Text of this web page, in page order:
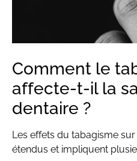
Comment le
affecte-t-il la
dentaire ?
Les effets du tabagisme
étendus et impliquent